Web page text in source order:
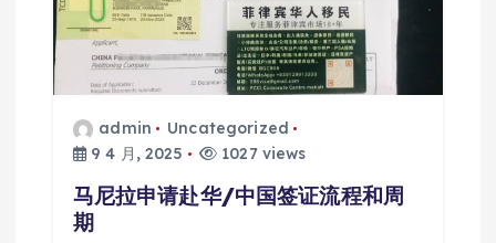
admin
Uncategorized
9 4 月, 2025
1027 views
马尼拉申请赴华/中国签证流程和周
期